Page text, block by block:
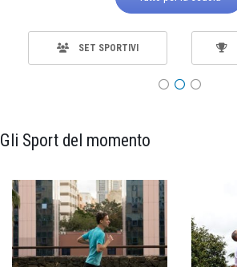
SET SPORTIVI
Gli Sport del momento